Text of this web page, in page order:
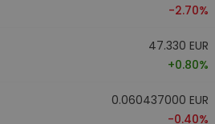
-2.70%
47.330 EUR
+0.80%
0.060437000 EUR
-0.40%